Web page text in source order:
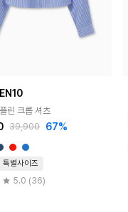
린 크롭 셔츠
39,900 67%
특별사이즈
5.0 (36)